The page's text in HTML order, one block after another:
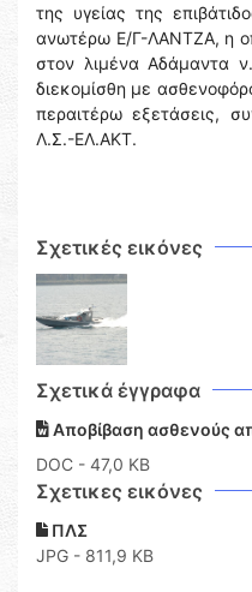
της υγείας της
ανωτέρω Ε/Γ-ΛΑΝΤΖΑ, η
στον λιμένα Αδάμαντα
διεκομίσθη με
περαιτέρω εξετάσεις,
Λ.Σ.-ΕΛ.ΑΚΤ.
Σχετικές εικόνες
Σχετικά έγγραφα
Αποβίβαση ασθενούς
DOC - 47,0 KB
Σχετικες εικόνες
ΠΛΣ
JPG - 811,9 KB